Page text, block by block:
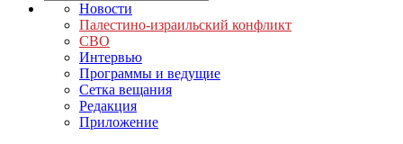
Новости
Палестино-израильский конфликт
СВО
Интервью
Программы и ведущие
Сетка вещания
Редакция
Приложение